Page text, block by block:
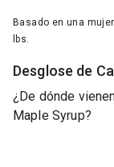
Basado en una
lbs.
Desglose de
¿De dónde
Maple Syrup?